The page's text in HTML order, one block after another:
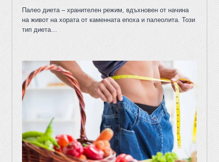
Палео диета – хранителен режим, вдъхновен от начина
на живот на хората от каменната епоха и палеолита. Този
тип диета…